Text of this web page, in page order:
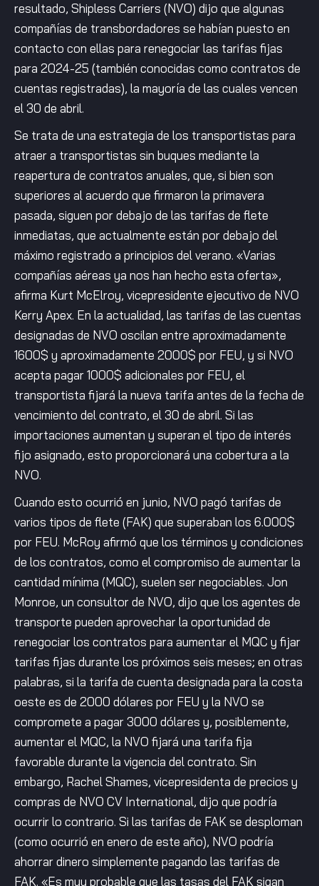
resultado, Shipless Carriers (NVO) dijo que algunas
compañías de transbordadores se habían puesto en
contacto con ellas para renegociar las tarifas fijas
para 2024-25 (también conocidas como contratos de
cuentas registradas), la mayoría de las cuales vencen
el 30 de abril.
Se trata de una estrategia de los transportistas para
atraer a transportistas sin buques mediante la
reapertura de contratos anuales, que, si bien son
superiores al acuerdo que firmaron la primavera
pasada, siguen por debajo de las tarifas de flete
inmediatas, que actualmente están por debajo del
máximo registrado a principios del verano. «Varias
compañías aéreas ya nos han hecho esta oferta»,
afirma Kurt McElroy, vicepresidente ejecutivo de NVO
Kerry Apex. En la actualidad, las tarifas de las cuentas
designadas de NVO oscilan entre aproximadamente
1600$ y aproximadamente 2000$ por FEU, y si NVO
acepta pagar 1000$ adicionales por FEU, el
transportista fijará la nueva tarifa antes de la fecha de
vencimiento del contrato, el 30 de abril. Si las
importaciones aumentan y superan el tipo de interés
fijo asignado, esto proporcionará una cobertura a la
NVO.
Cuando esto ocurrió en junio, NVO pagó tarifas de
varios tipos de flete (FAK) que superaban los 6.000$
por FEU. McRoy afirmó que los términos y condiciones
de los contratos, como el compromiso de aumentar la
cantidad mínima (MQC), suelen ser negociables. Jon
Monroe, un consultor de NVO, dijo que los agentes de
transporte pueden aprovechar la oportunidad de
renegociar los contratos para aumentar el MQC y fijar
tarifas fijas durante los próximos seis meses; en otras
palabras, si la tarifa de cuenta designada para la costa
oeste es de 2000 dólares por FEU y la NVO se
compromete a pagar 3000 dólares y, posiblemente,
aumentar el MQC, la NVO fijará una tarifa fija
favorable durante la vigencia del contrato. Sin
embargo, Rachel Shames, vicepresidenta de precios y
compras de NVO CV International, dijo que podría
ocurrir lo contrario. Si las tarifas de FAK se desploman
(como ocurrió en enero de este año), NVO podría
ahorrar dinero simplemente pagando las tarifas de
FAK. «Es muy probable que las tasas del FAK sigan